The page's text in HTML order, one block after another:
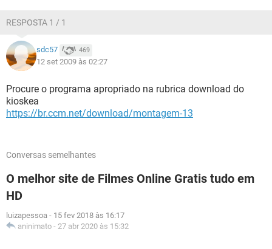
RESPOSTA 1 / 1
sdc57 469
12 set 2009 às 02:27
Procure o programa apropriado na rubrica download do
kioskea
https://br.ccm.net/download/montagem-13
Conversas semelhantes
O melhor site de Filmes Online Gratis tudo em
HD
luizapessoa - 15 fev 2018 às 16:17
aninimato - 27 abr 2020 às 15:32